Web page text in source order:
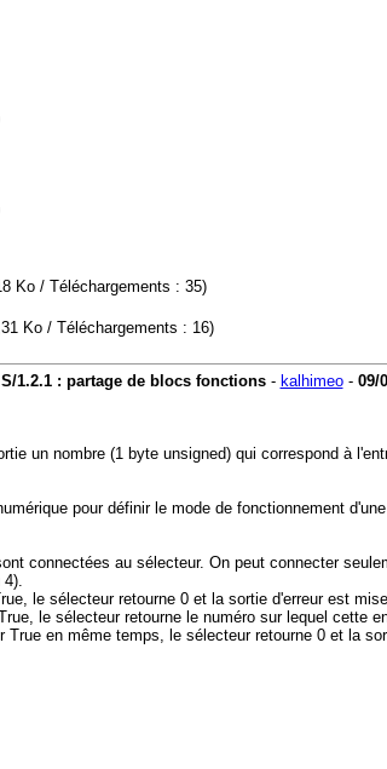
Ko / Téléchargements : 35)
Ko / Téléchargements : 16)
1.2.1 : partage de blocs fonctions- kalhimeo- 09/
un nombre (1 byte unsigned) qui correspond à
pour définir le mode de fonctionnement
connectées au sélecteur. On peut connecter
4).
le sélecteur retourne 0 et la sortie d'erreur est
le sélecteur retourne le numéro sur lequel cette
True en même temps, le sélecteur retourne 0 et la